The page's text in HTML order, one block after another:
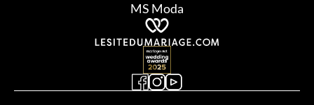
MS Moda